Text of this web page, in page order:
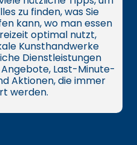
zu finden, was Sie
kann, wo man essen
optimal nutzt,
Kunsthandwerke
Dienstleistungen
Last-Minute-
Aktionen, die immer
werden.